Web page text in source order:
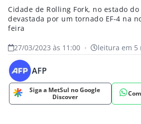
Cidade de Rolling Fork, no estado
devastada por um tornado EF-4 na
feira
27/03/2023 às 11:00 • leitura em 5
AFP
Siga a MetSul no Google
Discover